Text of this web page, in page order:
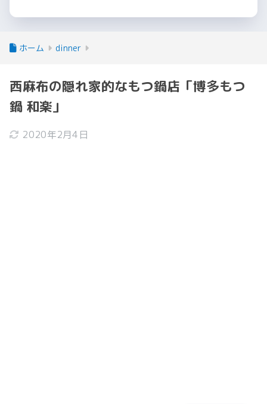
ホーム dinner
西麻布の隠れ家的なもつ鍋店「博多もつ
鍋 和楽」
2020年2月4日